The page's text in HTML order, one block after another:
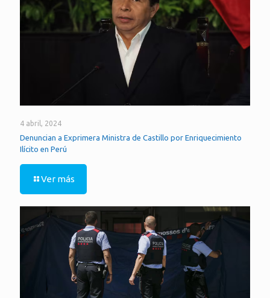
4 abril, 2024
Denuncian a Exprimera Ministra de Castillo por Enriquecimiento
Ilícito en Perú
Ver más